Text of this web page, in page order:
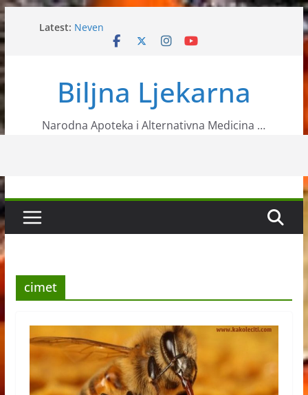
Skip
to
content
Latest: Neven
Liječenje herpesa pomoću domaćeg meda
Vitamin B12 u organizmu
Biljna Ljekarna
Narodna Apoteka i Alternativna Medicina …
cimet